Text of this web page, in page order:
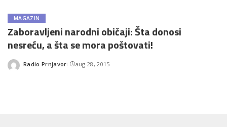
MAGAZIN
Zaboravljeni narodni običaji: Šta donosi
nesreću, a šta se mora poštovati!
Posted
Radio Prnjavor aug 28, 2015